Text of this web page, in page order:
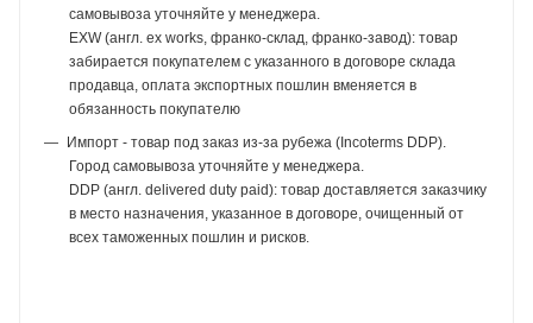
самовывоза уточняйте у менеджера.
EXW (англ. ex works, франко-склад, франко-завод): товар
забирается покупателем с указанного в договоре склада
продавца, оплата экспортных пошлин вменяется в
обязанность покупателю
Импорт - товар под заказ из-за рубежа (Incoterms DDP).
Город самовывоза уточняйте у менеджера.
DDP (англ. delivered duty paid): товар доставляется заказчику
в место назначения, указанное в договоре, очищенный от
всех таможенных пошлин и рисков.